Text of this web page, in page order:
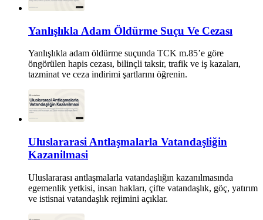
Yanlışlıkla Adam Öldürme Suçu Ve Cezası
Yanlışlıkla adam öldürme suçunda TCK m.85’e göre
öngörülen hapis cezası, bilinçli taksir, trafik ve iş kazaları,
tazminat ve ceza indirimi şartlarını öğrenin.
Uluslararasi Antlaşmalarla Vatandaşliğin
Kazanilmasi
Uluslararası antlaşmalarla vatandaşlığın kazanılmasında
egemenlik yetkisi, insan hakları, çifte vatandaşlık, göç, yatırım
ve istisnai vatandaşlık rejimini açıklar.